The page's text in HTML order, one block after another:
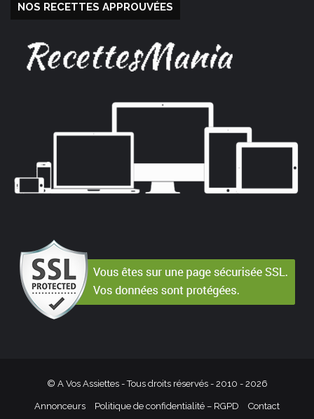
NOS RECETTES APPROUVÉES
© A Vos Assiettes - Tous droits réservés - 2010 - 2026
Annonceurs Politique de confidentialité – RGPD Contact